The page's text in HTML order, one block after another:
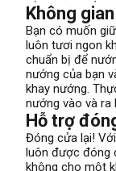
Không
Bạn có muốn
luôn tươi ngon
chuẩn bị để
nướng của bạn
khay nướng.
nướng vào và ra
Hỗ trợ
Đóng cửa lại!
luôn được đóng
không cho một